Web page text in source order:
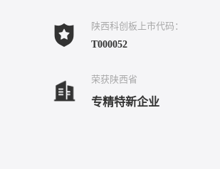
陕西科创板上市代码：
T000052
荣获陕西省
专精特新企业